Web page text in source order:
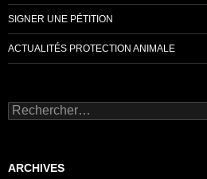
SIGNER UNE PÉTITION
ACTUALITÉS PROTECTION ANIMALE
Rechercher :
ARCHIVES